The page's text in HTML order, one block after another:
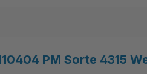
PM Sorte 4315